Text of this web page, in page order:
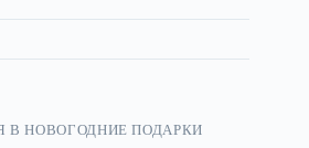
В НОВОГОДНИЕ ПОДАРКИ